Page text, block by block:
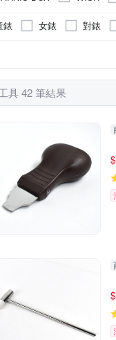
錶 女錶 對錶
具 42 筆結果
$
$